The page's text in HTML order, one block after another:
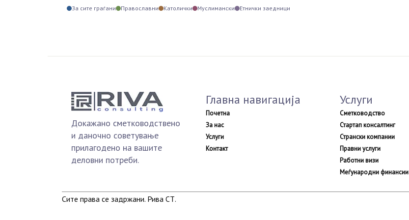
За сите граѓани Православни Католички Муслимански Етнички заедници
Докажано сметководствено
и даночно советување
прилагодено на вашите
деловни потреби.
Главна навигација
Почетна
За нас
Услуги
Контакт
Услуги
Сметководство
Стартап консалтинг
Странски компании
Правни услуги
Работни визи
Меѓународни финансии
Сите права се задржани. Рива СТ.